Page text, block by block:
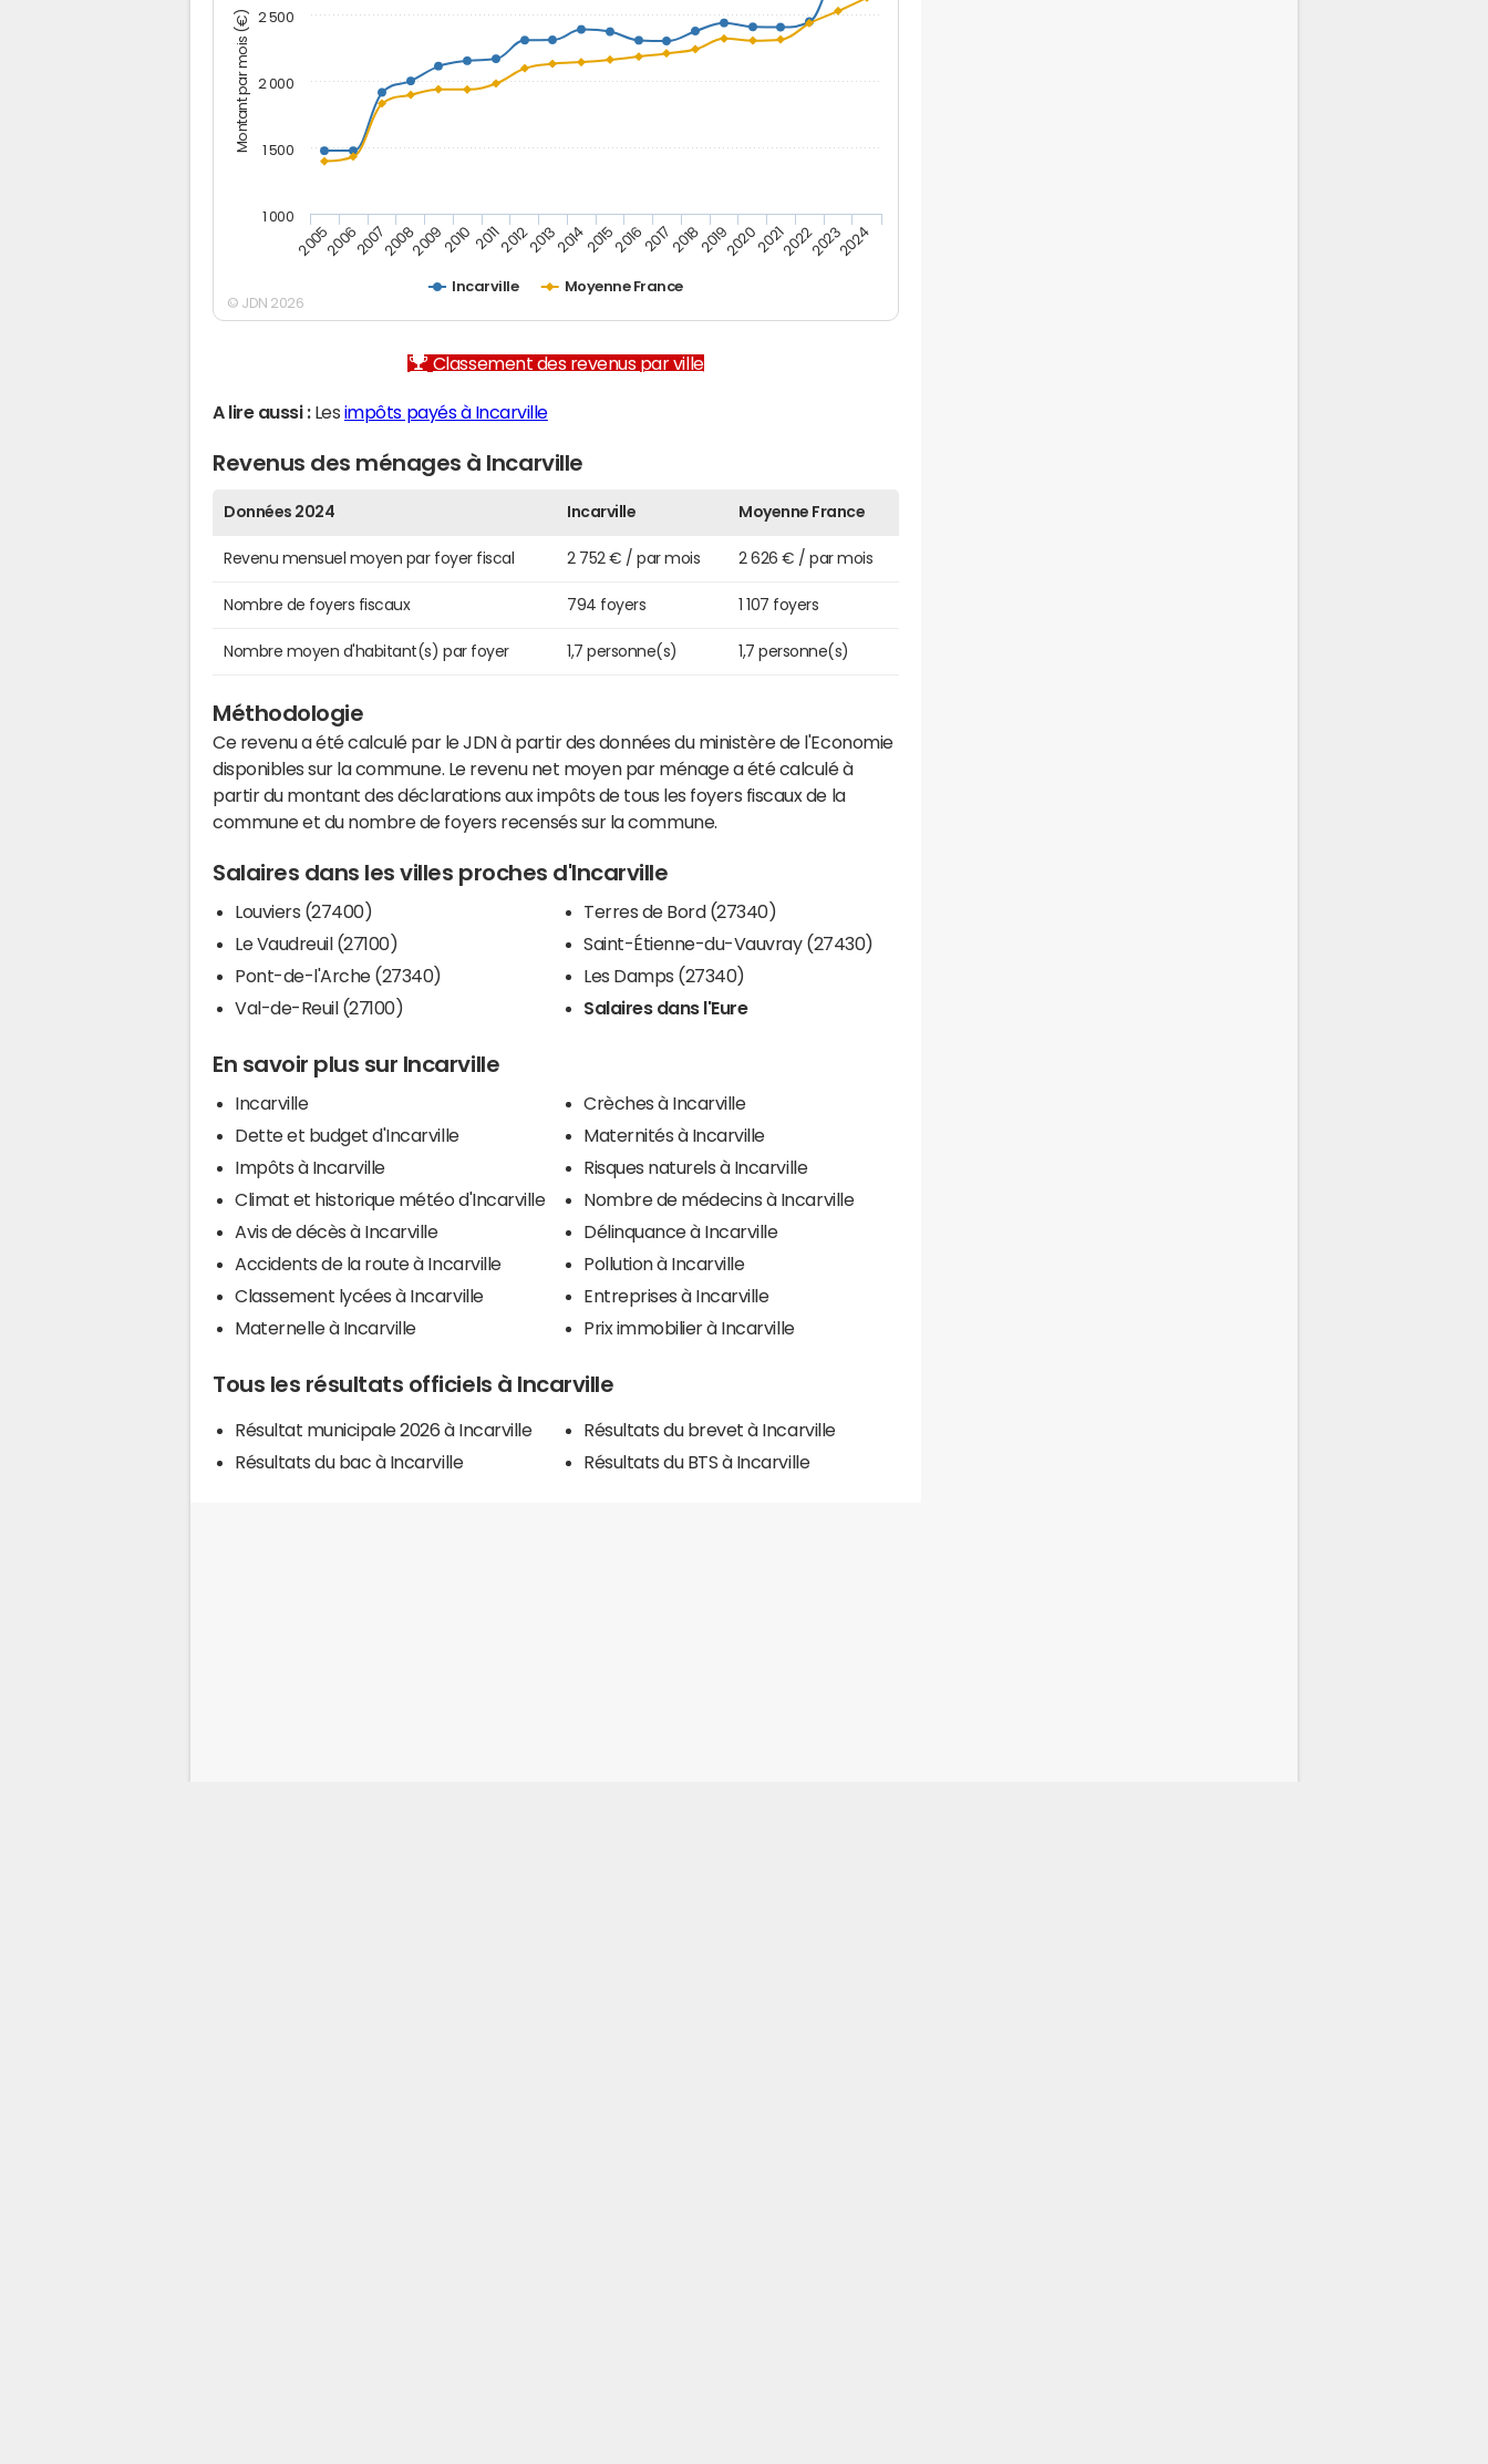
Montant par mois (€)
Incarville Moyenne France
200520062007200820092010 20112012201320142015201620172018201920202021202220232024
1 000
1 500
2 000
2 500
© JDN 2026
Classement des revenus par ville
A lire aussi :Les impôts payés à Incarville
Revenus des ménages à Incarville
Données 2024 Incarville Moyenne France
Revenu mensuel moyen par foyer fiscal 2 752 € / par mois 2 626 € / par mois
Nombre de foyers fiscaux 794 foyers 1 107 foyers
Nombre moyen d'habitant(s) par foyer 1,7 personne(s) 1,7 personne(s)
Méthodologie
Ce revenu a été calculé par le JDN à partir des données du ministère de l'Economie
disponibles sur la commune. Le revenu net moyen par ménage a été calculé à
partir du montant des déclarations aux impôts de tous les foyers fiscaux de la
commune et du nombre de foyers recensés sur la commune.
Salaires dans les villes proches d'Incarville
Louviers (27400)
Le Vaudreuil (27100)
Pont-de-l'Arche (27340)
Val-de-Reuil (27100)
Terres de Bord (27340)
Saint-Étienne-du-Vauvray (27430)
Les Damps (27340)
Salaires dans l'Eure
En savoir plus sur Incarville
Incarville
Dette et budget d'Incarville
Impôts à Incarville
Climat et historique météo d'Incarville
Avis de décès à Incarville
Accidents de la route à Incarville
Classement lycées à Incarville
Maternelle à Incarville
Crèches à Incarville
Maternités à Incarville
Risques naturels à Incarville
Nombre de médecins à Incarville
Délinquance à Incarville
Pollution à Incarville
Entreprises à Incarville
Prix immobilier à Incarville
Tous les résultats officiels à Incarville
Résultat municipale 2026 à Incarville
Résultats du bac à Incarville
Résultats du brevet à Incarville
Résultats du BTS à Incarville